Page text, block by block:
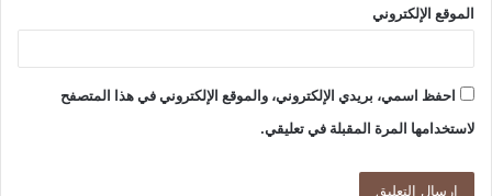
الموقع الإلكتروني
احفظ اسمي، بريدي الإلكتروني، والموقع الإلكتروني في هذا المتصفح
لاستخدامها المرة المقبلة في تعليقي.